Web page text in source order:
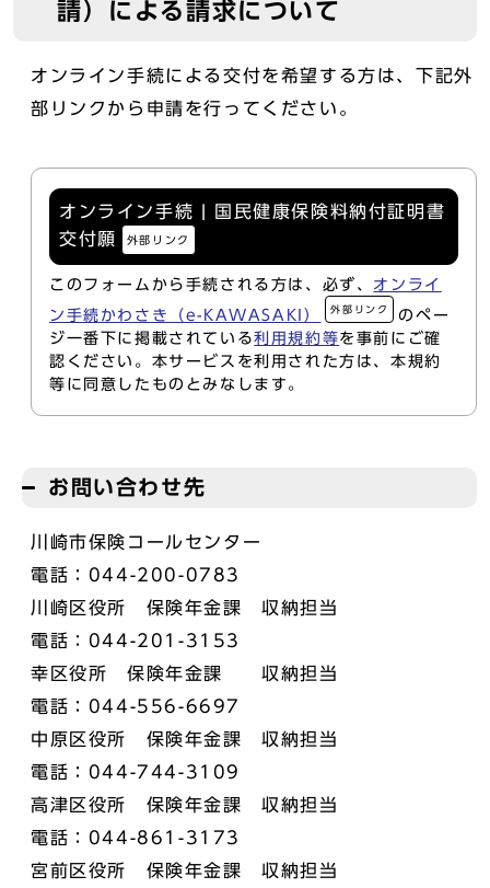
請）による請求について
オンライン手続による交付を希望する方は、下記外
部リンクから申請を行ってください。
オンライン手続 | 国民健康保険料納付証明書
交付願
外部リンク
このフォームから手続される方は、必ず、 オンライ
ン手続かわさき（e-KAWASAKI）
外部リンク
のペー
ジ一番下に掲載されている利用規約等を事前にご確
認ください。本サービスを利用された方は、本規約
等に同意したものとみなします。
お問い合わせ先
川崎市保険コールセンター
電話：044-200-0783
川崎区役所 保険年金課 収納担当
電話：044-201-3153
幸区役所 保険年金課 収納担当
電話：044-556-6697
中原区役所 保険年金課 収納担当
電話：044-744-3109
高津区役所 保険年金課 収納担当
電話：044-861-3173
宮前区役所 保険年金課 収納担当